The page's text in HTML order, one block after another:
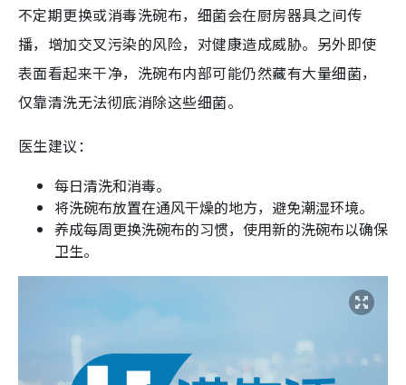
不定期更换或消毒洗碗布，细菌会在厨房器具之间传
播，增加交叉污染的风险，对健康造成威胁。另外即使
表面看起来干净，洗碗布内部可能仍然藏有大量细菌，
仅靠清洗无法彻底消除这些细菌。
医生建议：
每日清洗和消毒。
将洗碗布放置在通风干燥的地方，避免潮湿环境。
养成每周更换洗碗布的习惯，使用新的洗碗布以确保
卫生。